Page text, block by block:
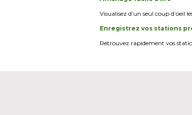
Visualisez d’un seul coup
Enregistrez vos stations
Retrouvez rapidement vos